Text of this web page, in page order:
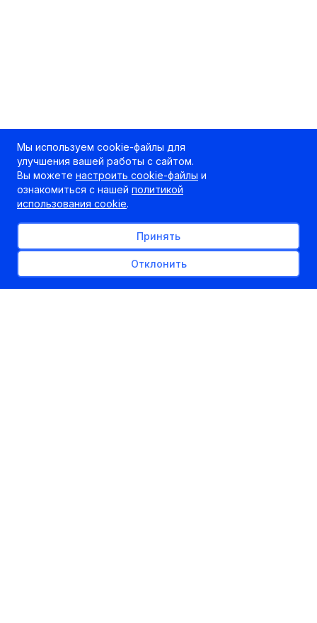
Мы используем cookie-файлы для
улучшения вашей работы с сайтом.
Вы можете настроить cookie-файлы и
ознакомиться с нашей политикой
использования cookie.
Принять
Отклонить